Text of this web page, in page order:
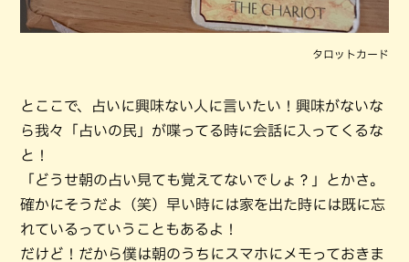
タロットカード
とここで、占いに興味ない人に言いたい！興味がないな
ら我々「占いの民」が喋ってる時に会話に入ってくるな
と！
「どうせ朝の占い見ても覚えてないでしょ？」とかさ。
確かにそうだよ（笑）早い時には家を出た時には既に忘
れているっていうこともあるよ！
だけど！だから僕は朝のうちにスマホにメモっておきま